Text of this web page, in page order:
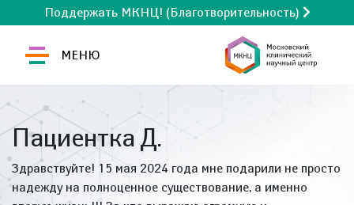
Поддержать МКНЦ! (Благотворительность)
МЕНЮ
Пациентка Д.
Здравствуйте! 15 мая 2024 года мне подарили не просто
надежду на полноценное существование, а именно